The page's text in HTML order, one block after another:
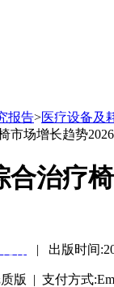
报告>医疗设备及
治疗
| 出版时间:
版 | 支付方式